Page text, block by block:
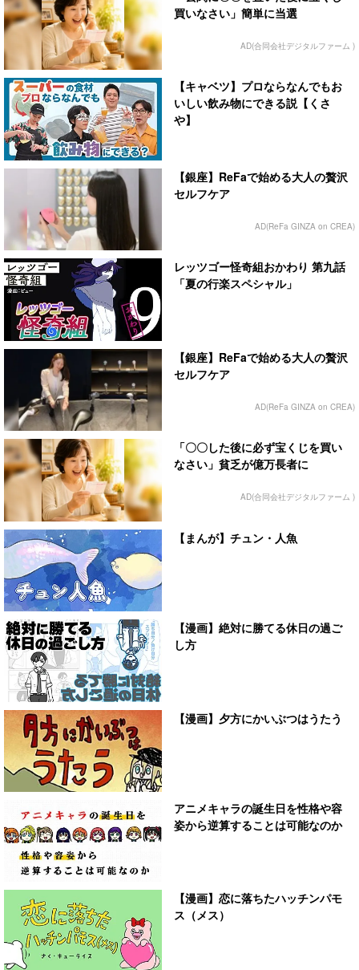
買いなさい」簡単に当選
AD(合同会社デジタルファーム )
【キャベツ】プロならなんでもお
いしい飲み物にできる説【くさ
や】
【銀座】ReFaで始める大人の贅沢
セルフケア
AD(ReFa GINZA on CREA)
レッツゴー怪奇組おかわり 第九話
「夏の行楽スペシャル」
【銀座】ReFaで始める大人の贅沢
セルフケア
AD(ReFa GINZA on CREA)
「〇〇した後に必ず宝くじを買い
なさい」貧乏が億万長者に
AD(合同会社デジタルファーム )
【まんが】チュン・人魚
【漫画】絶対に勝てる休日の過ご
し方
【漫画】夕方にかいぶつはうたう
アニメキャラの誕生日を性格や容
姿から逆算することは可能なのか
【漫画】恋に落ちたハッチンパモ
ス（メス）